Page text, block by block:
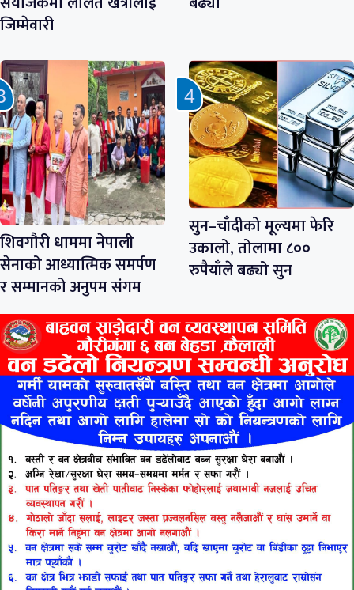
जिम्मेवारी
शिवगौरी धाममा नेपाली
सेनाको आध्यात्मिक समर्पण
र सम्मानको अनुपम संगम
सुन–चाँदीको मूल्यमा फेरि
उकालो, तोलामा ८००
रुपैयाँले बढ्यो सुन